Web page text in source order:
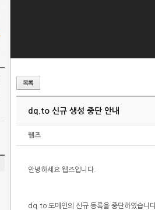
dq.to 신규 생성 중단 안내
웹즈
안녕하세요 웹즈입니다.
dq.to 도메인의 신규 등록을 중단하였습니